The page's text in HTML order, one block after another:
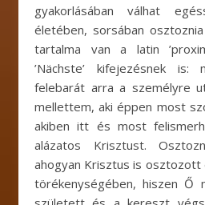
gyakorlásában válhat
életében, sorsában
tartalma van a latin
’Nächste’ kifejezésnek
felebarát arra a személyre
mellettem, aki éppen most
akiben itt és most
alázatos Krisztust.
ahogyan Krisztus is
törékenységében, hiszen Ő